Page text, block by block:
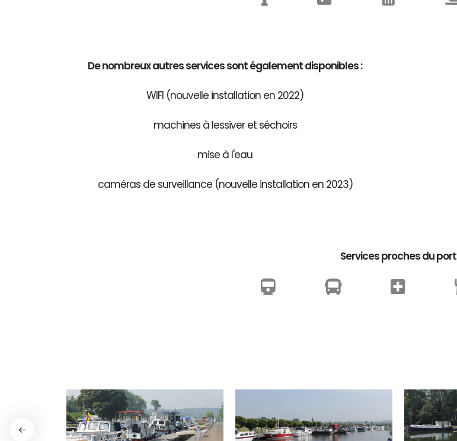
De nombreux autres services sont également disponibles :
WIFI (nouvelle installation en 2022)
machines à lessiver et séchoirs
mise à l'eau
caméras de surveillance (nouvelle installation en 2023)
Services proches du port